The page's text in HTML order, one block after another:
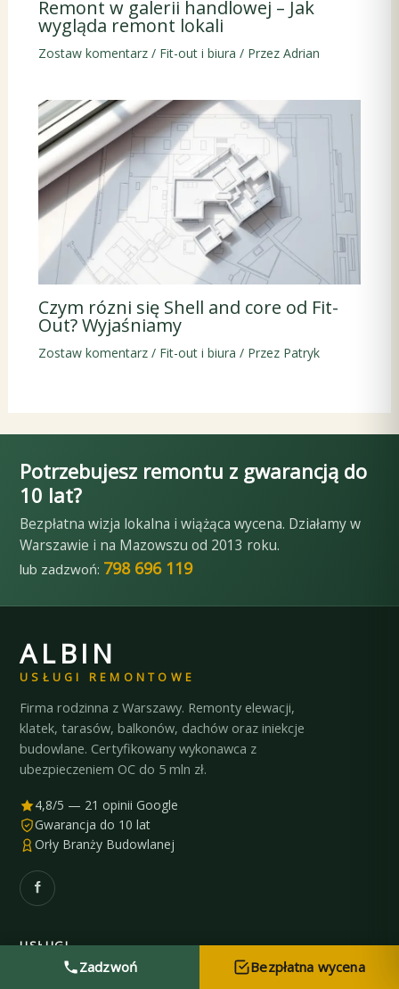
Remont w galerii handlowej – Jak
wygląda remont lokali
Zostaw komentarz / Fit-out i biura / Przez Adrian
Czym rózni się Shell and core od Fit-
Out? Wyjaśniamy
Zostaw komentarz / Fit-out i biura / Przez Patryk
Potrzebujesz remontu z gwarancją do
10 lat?
Bezpłatna wizja lokalna i wiążąca wycena. Działamy w
Warszawie i na Mazowszu od 2013 roku.
lub zadzwoń: 798 696 119
ALBIN
USŁUGI REMONTOWE
Firma rodzinna z Warszawy. Remonty elewacji,
klatek, tarasów, balkonów, dachów oraz iniekcje
budowlane. Certyfikowany wykonawca z
ubezpieczeniem OC do 5 mln zł.
4,8/5 — 21 opinii Google
Gwarancja do 10 lat
Orły Branży Budowlanej
USŁUGI
Zadzwoń Bezpłatna wycena